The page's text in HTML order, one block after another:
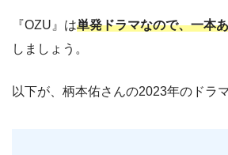
『OZU』は単発ドラマなので、一本
しましょう。
以下が、柄本佑さんの2023年のドラ